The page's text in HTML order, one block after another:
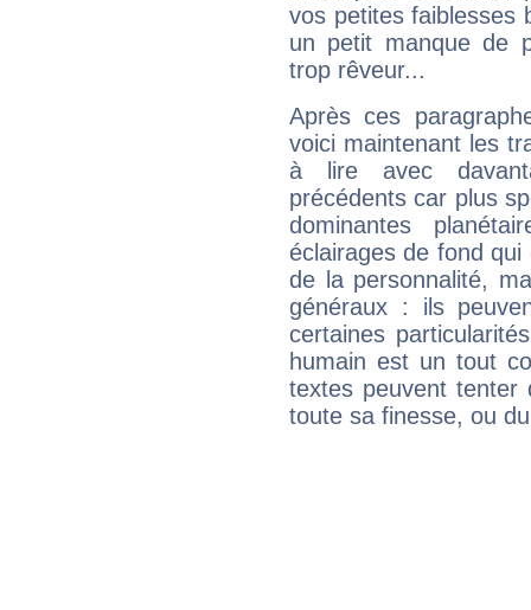
vos petites faiblesses
un petit manque de
trop rêveur...
Après ces
voici maintenant les
à lire avec
précédents car plus
dominantes
éclairages de fond
de la personnalité,
généraux : ils
certaines
humain est un tout
textes peuvent tenter
toute sa finesse, ou